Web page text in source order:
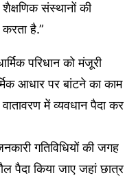
शैक्षणिक संस्थानों की
करता है.”
परिधान को मंजूरी
आधार पर बांटने का काम
में व्यवधान पैदा कर
गतिविधियों की जगह
पैदा किया जाए जहां छात्र